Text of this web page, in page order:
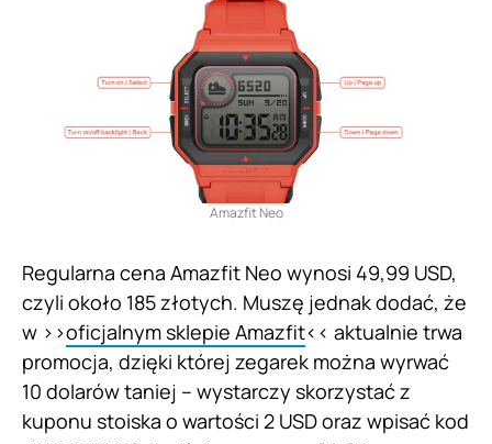
Amazfit Neo
Regularna cena Amazfit Neo wynosi 49,99 USD,
czyli około 185 złotych. Muszę jednak dodać, że
w >>oficjalnym sklepie Amazfit<< aktualnie trwa
promocja, dzięki której zegarek można wyrwać
10 dolarów taniej – wystarczy skorzystać z
kuponu stoiska o wartości 2 USD oraz wpisać kod